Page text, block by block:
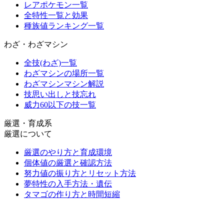
レアポケモン一覧
全特性一覧と効果
種族値ランキング一覧
わざ・わざマシン
全技(わざ)一覧
わざマシンの場所一覧
わざマシンマシン解説
技思い出しと技忘れ
威力60以下の技一覧
厳選・育成系
厳選について
厳選のやり方と育成環境
個体値の厳選と確認方法
努力値の振り方とリセット方法
夢特性の入手方法・遺伝
タマゴの作り方と時間短縮